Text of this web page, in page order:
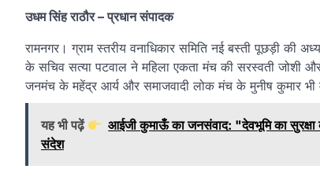
उधम सिंह राठौर – प्रधान संपादक
रामनगर। ग्राम स्तरीय वनाधिकार समिति नई बस्ती पूछड़ी की
के सचिव सत्या पटवाल ने महिला एकता मंच की सरस्वती जोशी
जनमंच के महेंद्र आर्य और समाजवादी लोक मंच के मुनीष कुमार भी
यह भी पढ़ें
आईजी कुमाऊँ का जनसंवाद: "देवभूमि का सुरक्षा
संदेश